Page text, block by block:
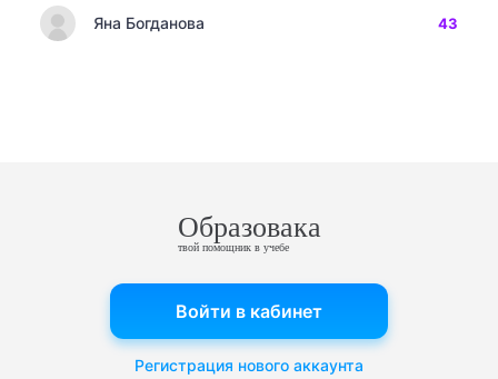
Яна Богданова 43
Образовака
твой помощник в учебе
Войти в кабинет
Регистрация нового аккаунта